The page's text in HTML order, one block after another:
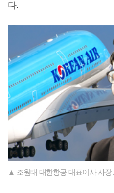
다.
▲ 조원태 대한항공 대표이사 사장.